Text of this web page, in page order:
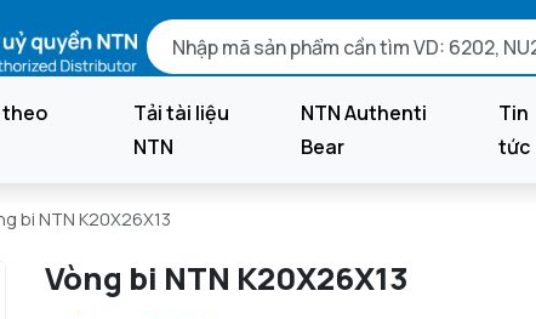
theo
Tải tài liệu
NTN
NTN Authenti
Bear
Tin
tức
bi NTN K20X26X13
Vòng bi NTN K20X26X13